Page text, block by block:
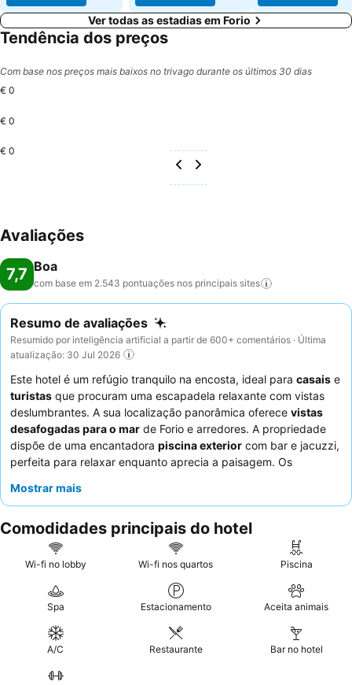
Ver todas as estadias em Forio
Tendência dos preços
Com base nos preços mais baixos no trivago durante os últimos 30 dias
€ 0
€ 0
€ 0
Avaliações
7,7 Boa
com base em 2.543 pontuações nos principais sites
Resumo de avaliações
Resumido por inteligência artificial a partir de 600+ comentários · Última
atualização: 30 Jul 2026
Este hotel é um refúgio tranquilo na encosta, ideal para casais e
turistas que procuram uma escapadela relaxante com vistas
deslumbrantes. A sua localização panorâmica oferece vistas
desafogadas para o mar de Forio e arredores. A propriedade
dispõe de uma encantadora piscina exterior com bar e jacuzzi,
perfeita para relaxar enquanto aprecia a paisagem. Os
excecionalmente simpáticos e prestativos
incluem bolos caseiros e especialidades locais servidas com
uma vista espetacular para o mar. Para a melhor experiência, os
hóspedes recomendam reservar quartos com
vista para o mar
Mostrar mais
Comodidades principais do hotel
Wi-fi no lobby Wi-fi nos quartos Piscina
Spa Estacionamento Aceita animais
A/C Restaurante Bar no hotel